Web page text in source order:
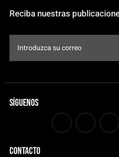
Reciba nuestras
Síguenos
CONTACTO